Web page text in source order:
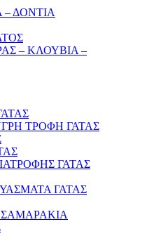
– ΔΟΝΤΙΑ
– ΚΛΟΥΒΙΑ –
ΤΡΟΦΗ ΓΑΤΑΣ
ΓΑΤΑΣ
ΓΑΤΑΣ
ΣΑΜΑΡΑΚΙΑ